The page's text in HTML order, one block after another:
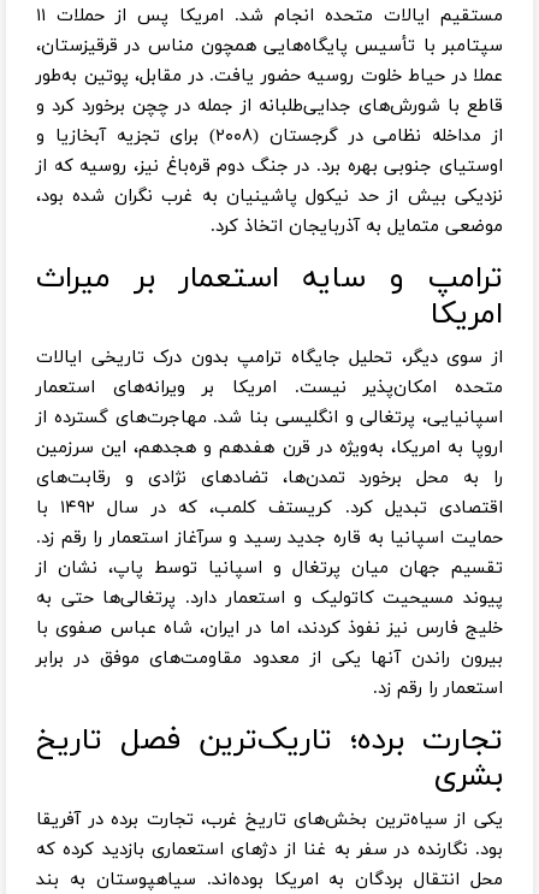
مستقیم ایالات متحده انجام شد. امریکا پس از حملات ۱۱
سپتامبر با تأسیس پایگاه‌هایی همچون مناس در قرقیزستان،
عملا در حیاط خلوت روسیه حضور یافت. در مقابل، پوتین به‌طور
قاطع با شورش‌های جدایی‌طلبانه از جمله در چچن برخورد کرد و
از مداخله نظامی در گرجستان (۲۰۰۸) برای تجزیه آبخازیا و
اوستیای جنوبی بهره برد. در جنگ دوم قره‌باغ نیز، روسیه که از
نزدیکی بیش از حد نیکول پاشینیان به غرب نگران شده بود،
موضعی متمایل به آذربایجان اتخاذ کرد.
ترامپ و سایه استعمار بر میراث
امریکا
از سوی دیگر، تحلیل جایگاه ترامپ بدون درک تاریخی ایالات
متحده امکان‌پذیر نیست. امریکا بر ویرانه‌های استعمار
اسپانیایی، پرتغالی و انگلیسی بنا شد. مهاجرت‌های گسترده از
اروپا به امریکا، به‌ویژه در قرن هفدهم و هجدهم، این سرزمین
را به محل برخورد تمدن‌ها، تضادهای نژادی و رقابت‌های
اقتصادی تبدیل کرد. کریستف کلمب، که در سال ۱۴۹۲ با
حمایت اسپانیا به قاره جدید رسید و سرآغاز استعمار را رقم زد.
تقسیم جهان میان پرتغال و اسپانیا توسط پاپ، نشان از
پیوند مسیحیت کاتولیک و استعمار دارد. پرتغالی‌ها حتی به
خلیج فارس نیز نفوذ کردند، اما در ایران، شاه عباس صفوی با
بیرون راندن آنها یکی از معدود مقاومت‌های موفق در برابر
استعمار را رقم زد.
تجارت برده؛ تاریک‌ترین فصل تاریخ
بشری
یکی از سیاه‌ترین بخش‌های تاریخ غرب، تجارت برده در آفریقا
بود. نگارنده در سفر به غنا از دژهای استعماری بازدید کرده که
محل انتقال بردگان به امریکا بوده‌اند. سیاهپوستان به بند